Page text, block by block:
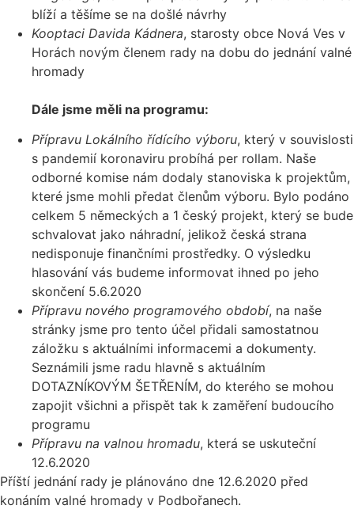
blíží a těšíme se na došlé návrhy
Kooptaci Davida Kádnera, starosty obce Nová Ves v
Horách novým členem rady na dobu do jednání valné
hromady
Dále jsme měli na programu:
Přípravu Lokálního řídícího výboru, který v souvislosti
s pandemií koronaviru probíhá per rollam. Naše
odborné komise nám dodaly stanoviska k projektům,
které jsme mohli předat členům výboru. Bylo podáno
celkem 5 německých a 1 český projekt, který se bude
schvalovat jako náhradní, jelikož česká strana
nedisponuje finančními prostředky. O výsledku
hlasování vás budeme informovat ihned po jeho
skončení 5.6.2020
Přípravu nového programového období, na naše
stránky jsme pro tento účel přidali samostatnou
záložku s aktuálními informacemi a dokumenty.
Seznámili jsme radu hlavně s aktuálním
DOTAZNÍKOVÝM ŠETŘENÍM, do kterého se mohou
zapojit všichni a přispět tak k zaměření budoucího
programu
Přípravu na valnou hromadu, která se uskuteční
12.6.2020
Příští jednání rady je plánováno dne 12.6.2020 před
konáním valné hromady v Podbořanech.